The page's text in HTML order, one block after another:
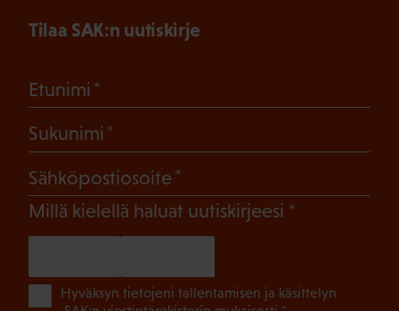
Tilaa SAK:n uutiskirje
Etunimi
Sukunimi
Sähköpostiosoite
Millä kielellä haluat uutiskirjeesi (Pakollinen)
Hyväksyn tietojeni tallentamisen ja käsittelyn